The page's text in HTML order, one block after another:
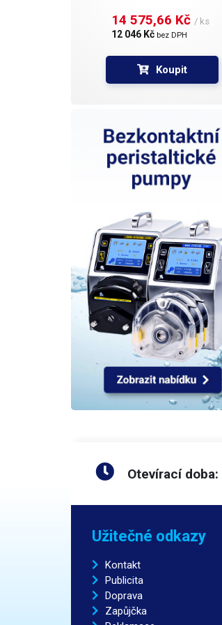
14 575,66 Kč / ks
12 046 Kč bez DPH
Koupit
Otevírací doba:
Užitečné odkazy
Kontakt
Publicita
Doprava
Zapůjčka